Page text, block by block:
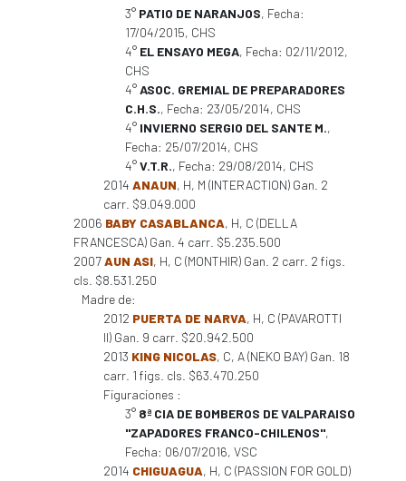
3° PATIO DE NARANJOS, Fecha:
17/04/2015, CHS
4° EL ENSAYO MEGA, Fecha: 02/11/2012,
CHS
4°ASOC. GREMIAL DE PREPARADORES
C.H.S., Fecha: 23/05/2014, CHS
4° INVIERNO SERGIO DEL SANTE M.,
Fecha: 25/07/2014, CHS
4°V.T.R., Fecha: 29/08/2014, CHS
2014 ANAUN, H, M (INTERACTION) Gan. 2
carr. $9.049.000
2006 BABY CASABLANCA, H, C (DELLA
FRANCESCA) Gan. 4 carr. $5.235.500
2007AUN ASI, H, C (MONTHIR) Gan. 2 carr. 2 figs.
cls. $8.531.250
Madre de:
2012 PUERTA DE NARVA, H, C (PAVAROTTI
II) Gan. 9 carr. $20.942.500
2013 KING NICOLAS, C, A (NEKO BAY) Gan. 18
carr. 1 figs. cls. $63.470.250
Figuraciones :
3° 8ª CIA DE BOMBEROS DE VALPARAISO
"ZAPADORES FRANCO-CHILENOS",
Fecha: 06/07/2016, VSC
2014 CHIGUAGUA, H, C (PASSION FOR GOLD)